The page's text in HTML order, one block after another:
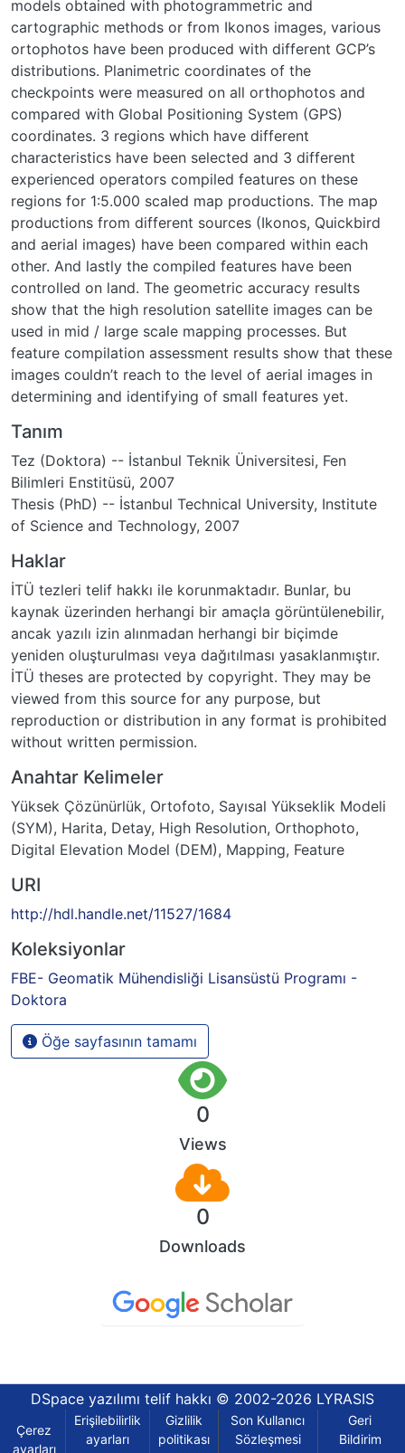
models obtained with photogrammetric and
cartographic methods or from Ikonos images, various
ortophotos have been produced with different GCP’s
distributions. Planimetric coordinates of the
checkpoints were measured on all orthophotos and
compared with Global Positioning System (GPS)
coordinates. 3 regions which have different
characteristics have been selected and 3 different
experienced operators compiled features on these
regions for 1:5.000 scaled map productions. The map
productions from different sources (Ikonos, Quickbird
and aerial images) have been compared within each
other. And lastly the compiled features have been
controlled on land. The geometric accuracy results
show that the high resolution satellite images can be
used in mid / large scale mapping processes. But
feature compilation assessment results show that these
images couldn’t reach to the level of aerial images in
determining and identifying of small features yet.
Tanım
Tez (Doktora) -- İstanbul Teknik Üniversitesi, Fen
Bilimleri Enstitüsü, 2007
Thesis (PhD) -- İstanbul Technical University, Institute
of Science and Technology, 2007
Haklar
İTÜ tezleri telif hakkı ile korunmaktadır. Bunlar, bu
kaynak üzerinden herhangi bir amaçla görüntülenebilir,
ancak yazılı izin alınmadan herhangi bir biçimde
yeniden oluşturulması veya dağıtılması yasaklanmıştır.
İTÜ theses are protected by copyright. They may be
viewed from this source for any purpose, but
reproduction or distribution in any format is prohibited
without written permission.
Anahtar Kelimeler
Yüksek Çözünürlük, Ortofoto, Sayısal Yükseklik Modeli
(SYM), Harita, Detay, High Resolution, Orthophoto,
Digital Elevation Model (DEM), Mapping, Feature
URI
http://hdl.handle.net/11527/1684
Koleksiyonlar
FBE- Geomatik Mühendisliği Lisansüstü Programı -
Doktora
Öğe sayfasının tamamı
0
Views
0
Downloads
DSpace yazılımı telif hakkı © 2002-2026 LYRASIS
Çerez
ayarları
Erişilebilirlik
ayarları
Gizlilik
politikası
Son Kullanıcı
Sözleşmesi
Geri
Bildirim